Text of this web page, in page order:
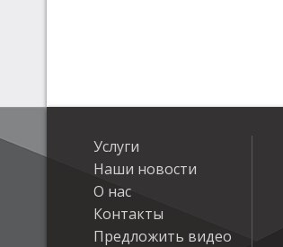
Услуги
Наши новости
О нас
Контакты
Предложить видео